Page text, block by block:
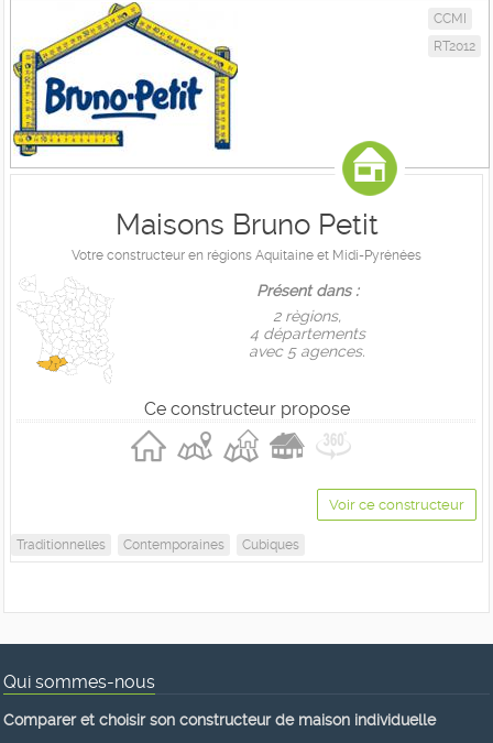
CCMI
RT2012
Maisons Bruno Petit
Votre constructeur en régions Aquitaine et Midi-Pyrénées
Présent dans :
2 règions,
4 départements
avec 5 agences.
Ce constructeur propose
Voir ce constructeur
Traditionnelles Contemporaines Cubiques
Qui sommes-nous
Comparer et choisir son constructeur de maison individuelle